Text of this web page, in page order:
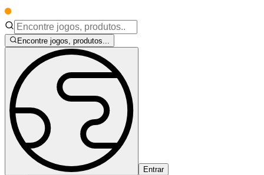
Encontre jogos, produtos...
Entrar